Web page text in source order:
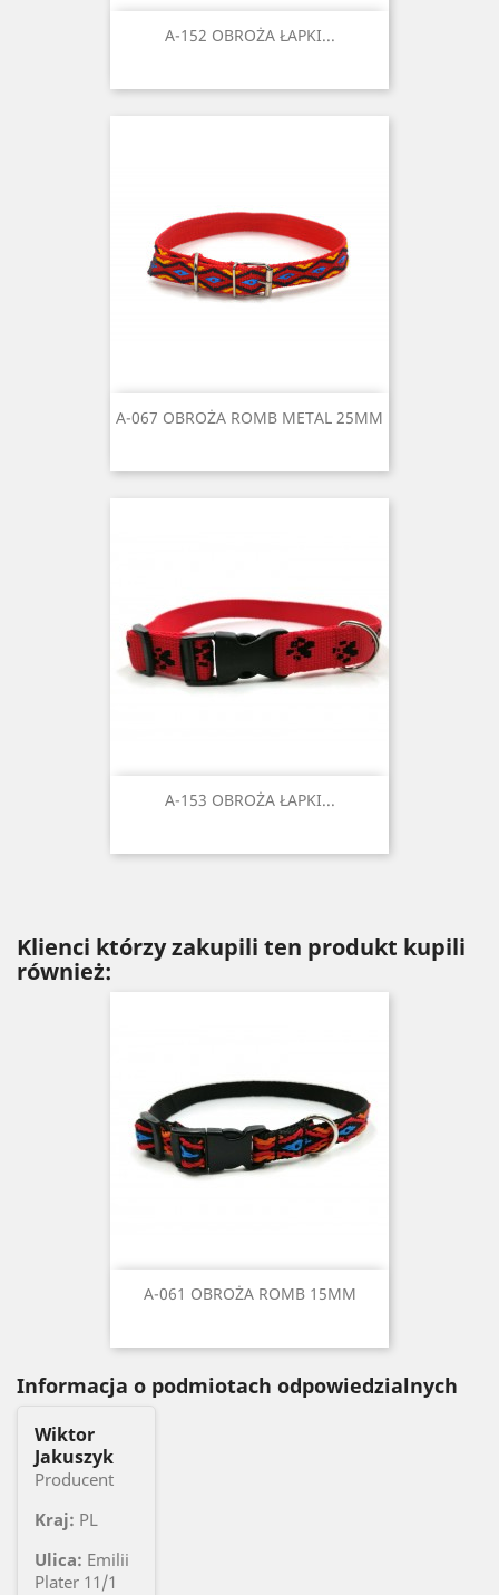
A-152 OBROŻA ŁAPKI...
A-067 OBROŻA ROMB METAL 25MM
A-153 OBROŻA ŁAPKI...
Klienci którzy zakupili ten produkt kupili
również:
A-061 OBROŻA ROMB 15MM
Informacja o podmiotach odpowiedzialnych
Wiktor
Jakuszyk
Producent
Kraj: PL
Ulica: Emilii
Plater 11/1